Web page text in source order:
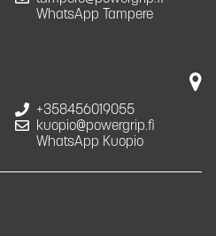
WhatsApp Tampere
+358456019055
kuopio@powergrip.fi
WhatsApp Kuopio